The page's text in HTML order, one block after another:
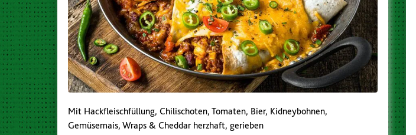
Mit Hackfleischfüllung, Chilischoten, Tomaten, Bier, Kidneybohnen,
Gemüsemais, Wraps & Cheddar herzhaft, gerieben